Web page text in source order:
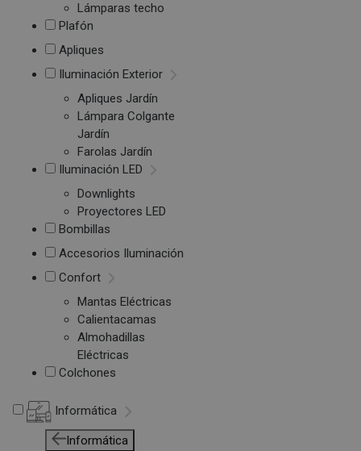
Lámparas techo
Plafón
Apliques
Iluminación Exterior
Apliques Jardín
Lámpara Colgante
Jardín
Farolas Jardín
Iluminación LED
Downlights
Proyectores LED
Bombillas
Accesorios Iluminación
Confort
Mantas Eléctricas
Calientacamas
Almohadillas
Eléctricas
Colchones
Informática
Informática